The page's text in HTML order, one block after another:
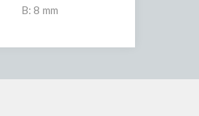
B: 8 mm